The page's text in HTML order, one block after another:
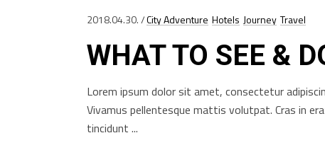
2018.04.30. City Adventure Hotels Journey Travel
WHAT TO SEE &
Lorem ipsum dolor sit amet, consectetur
Vivamus pellentesque mattis volutpat. Cras in
tincidunt